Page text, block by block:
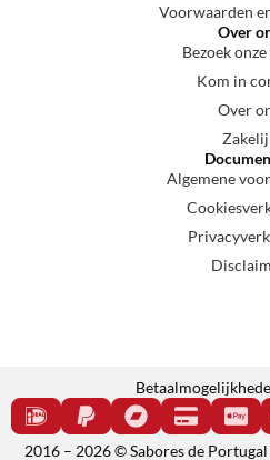
Voorwaarden
Over
Bezoek
Kom in
Over
Algemene
2016 – 2026 © Sabores de